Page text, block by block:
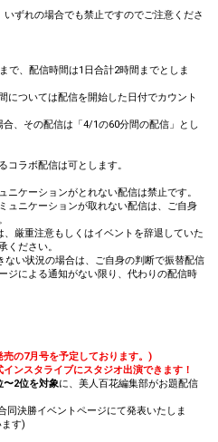
ずれの場合でも禁止ですのでご注意くださ
で、配信時間は1日合計2時間までとしま
については配信を開始した日付でカウント
、その配信は「4/1の60分間の配信」とし
コラボ配信は可とします。
ニケーションがとれない配信は禁止です。
ュニケーションが取れない配信は、ご自身
厳重注意もしくはイベントを辞退していた
ください。
い状況の場合は、ご自身の判断で振替配信
ジによる通知がない限り、代わりの配信時
の7月号を予定しております。)
ンスタライブにスタジオ出演できます！
〜2位を対象に、美人百花編集部がお題配信
決勝イベントページにて発表いたしま
す)